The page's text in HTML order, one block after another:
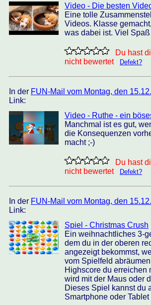
Video - Die besten
Eine tolle
Videos. Klasse
was dabei ist. Viel Spaß
Du hast
nicht bewertet
Defekt?
In der FUN-Mail vom Montag, den
Link:
Video - Ruthe - ein
Manchmal ist es gut,
die Konsequenzen
macht ;-)
Du hast
nicht bewertet
Defekt?
In der FUN-Mail vom Montag, den
Link:
Spiel - Christmas Crush
Ein weihnachtliches 3-
dem du in der oberen
angezeigt bekommst,
vom Spielfeld
Highscore du erreichen
wird mit der Maus oder
Dieses Spiel kannst du
Smartphone oder